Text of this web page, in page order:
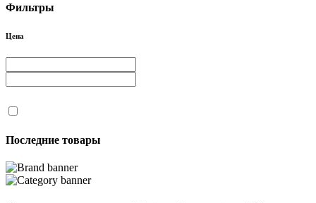
Фильтры
Цена
Последние товары